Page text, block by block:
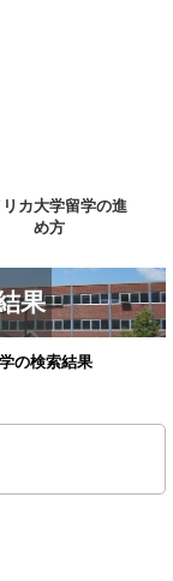
リカ大学留学の進
め方
果
の検索結果